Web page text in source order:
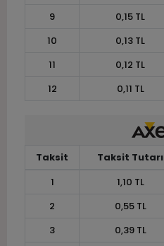
9
0,15 TL
10
0,13 TL
11
0,12 TL
12
0,11 TL
Taksit Taksit Tutarı
1
1,10 TL
2
0,55 TL
3
0,39 TL